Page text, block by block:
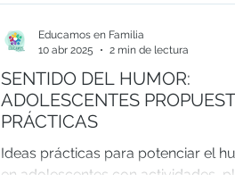
SENTIDO DEL HUMOR:
ADOLESCENTES
PRÁCTICAS
Ideas prácticas para potenciar el
Educamos en Familia
10 abr 2025
2 min de lectura